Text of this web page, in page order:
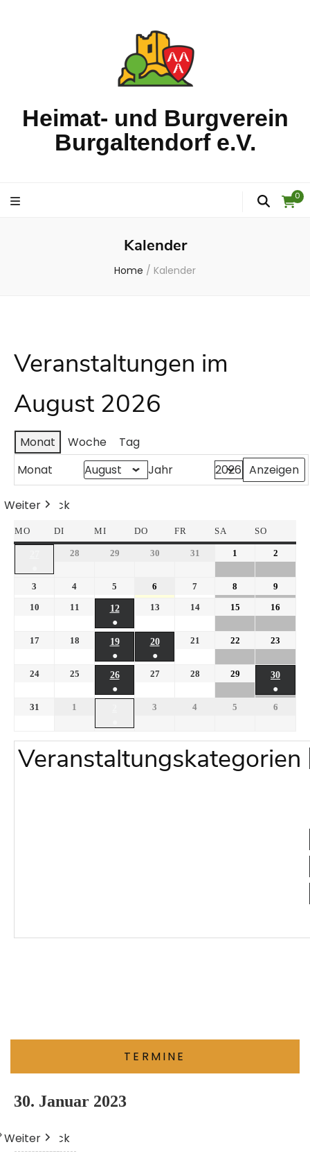
Heimat- und Burgverein
Burgaltendorf e.V.
0
Kalender
Home / Kalender
Veranstaltungen im
August 2026
Monat Woche
Tag
Monat
Jahr
Zurück
Heute
Weiter
MO DI MI DO FR SA SO
28 29 30 31 1 2
3 4 5 6 7 8
9
10
11
12
●
13 14 15 16
17 18
19
●
20
●
21 22 23
24 25
26
●
27 28 29
30
●
31 1 3 4 5 6
Veranstaltungskategorien
TERMINE
30. Januar 2023
Zurück
Heute
Weiter